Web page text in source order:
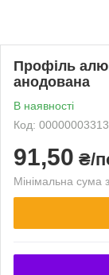
Профіль
анодована
В наявності
Код: 00000003313
91,50 ₴/
Мінімальна сума